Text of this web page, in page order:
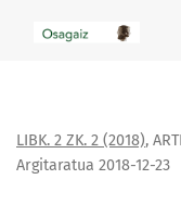
Sindrome
LIBK. 2 ZK. 2 (2018),
Argitaratua 2018-12-23